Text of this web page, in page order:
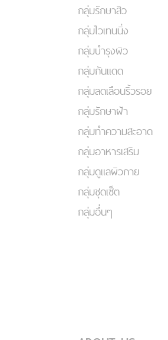
กลุ่มรักษาสิว
กลุ่มไวเทนนิ่ง
กลุ่มบำรุงผิว
กลุ่มกันแดด
กลุ่มลดเลือนริ้วรอย
กลุ่มรักษาฝ้า
กลุ่มทำความสะอาด
กลุ่มอาหารเสริม
กลุ่มดูแลผิวกาย
กลุ่มชุดเซ็ต
กลุ่มอื่นๆ